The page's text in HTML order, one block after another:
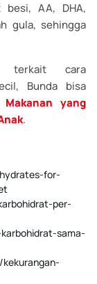
besi, AA, DHA,
gula, sehingga
terkait cara
Bunda bisa
Makanan yang
.
for-
per-
sama-